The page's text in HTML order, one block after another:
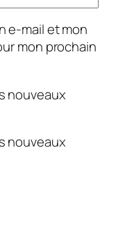
e-mail et mon
mon prochain
nouveaux
nouveaux